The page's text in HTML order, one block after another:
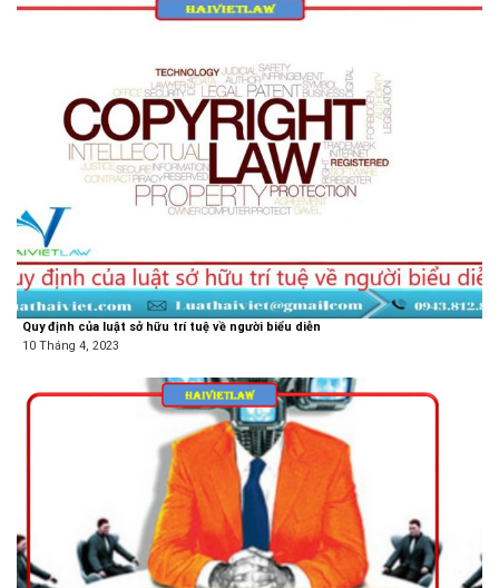
Quy định của luật sở hữu trí tuệ về người biểu diễn
10 Tháng 4, 2023